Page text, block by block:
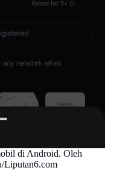
di Android. Oleh
Liputan6.com